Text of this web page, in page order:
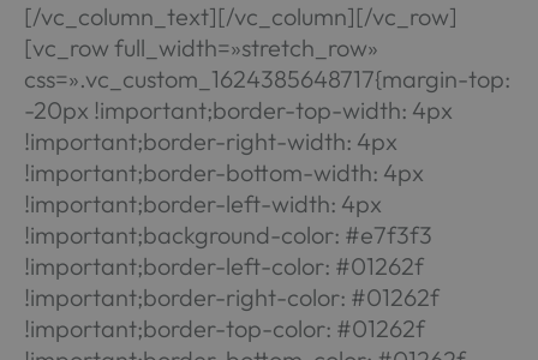
[/vc_column_text][/vc_column][/vc_row]
[vc_row full_width=»stretch_row»
css=».vc_custom_1624385648717{margin-top:
-20px !important;border-top-width: 4px
!important;border-right-width: 4px
!important;border-bottom-width: 4px
!important;border-left-width: 4px
!important;background-color: #e7f3f3
!important;border-left-color: #01262f
!important;border-right-color: #01262f
!important;border-top-color: #01262f